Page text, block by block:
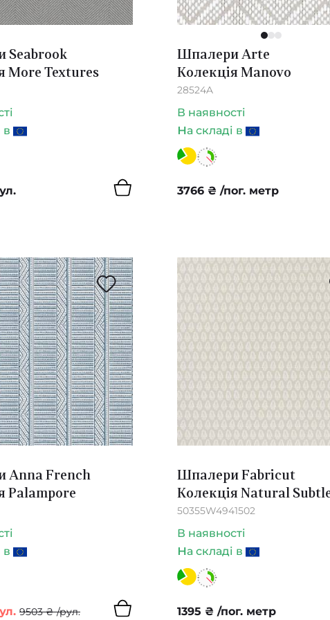
Seabrook
More Textures
в
123
Шпалери Arte
Колекція Manovo
28524A
В наявності
на складі в
3766 ₴ /пог. метр
Anna French
Palampore
в
9503₴/рул.
Шпалери Fabricut
Колекція Natural
50355W4941502
В наявності
на складі в
1395 ₴ /пог. метр